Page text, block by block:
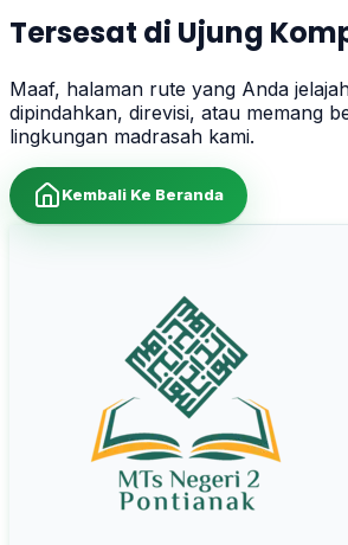
Tersesat di Ujung
Maaf, halaman rute yang Anda
dipindahkan, direvisi, atau memang
lingkungan madrasah kami.
Kembali Ke Beranda